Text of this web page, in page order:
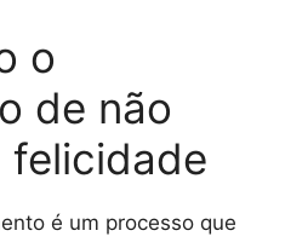
o
de não
felicidade
é um processo que